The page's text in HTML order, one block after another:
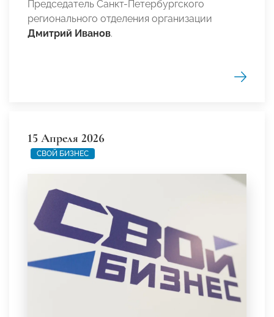
Председатель Санкт-Петербургского
регионального отделения организации
Дмитрий Иванов.
15 Апреля 2026
СВОЙ БИЗНЕС